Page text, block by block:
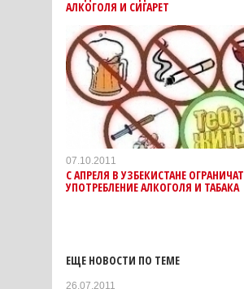
АЛКОГОЛЯ И СИГАРЕТ
07.10.2011
С АПРЕЛЯ В УЗБЕКИСТАНЕ ОГРАНИЧАТ
УПОТРЕБЛЕНИЕ АЛКОГОЛЯ И ТАБАКА
ЕЩЕ НОВОСТИ ПО ТЕМЕ
26.07.2011